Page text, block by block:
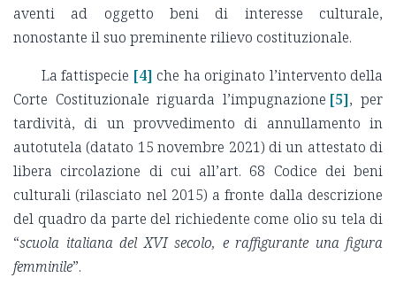
aventi ad oggetto beni di interesse culturale,
nonostante il suo preminente rilievo costituzionale.
La fattispecie [4] che ha originato l’intervento della
Corte Costituzionale riguarda l’impugnazione [5], per
tardività, di un provvedimento di annullamento in
autotutela (datato 15 novembre 2021) di un attestato di
libera circolazione di cui all’art. 68 Codice dei beni
culturali (rilasciato nel 2015) a fronte dalla descrizione
del quadro da parte del richiedente come olio su tela di
“scuola italiana del XVI secolo, e raffigurante una figura
femminile”.